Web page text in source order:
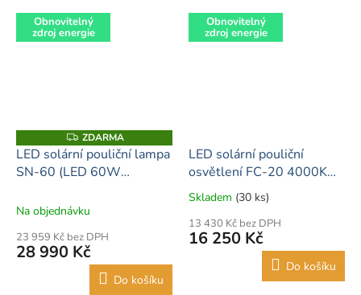
Obnovitelný
zdroj energie
Z
D
A
R
ZDARMA
LED solární pouliční lampa
SN-60 (LED 60W
panel 120W LiFePO4
Na objednávku
23 959 Kč bez DPH
28 990 Kč
Do košíku
Obnovitelný
zdroj energie
LED solární pouliční
osvětlení FC-20 4000K
LED 20W panel 65W
LiFePO4 230Wh
Průměrné
produktu
je
Skladem (30 ks)
13 430 Kč bez DPH
16 250 Kč
Do košíku